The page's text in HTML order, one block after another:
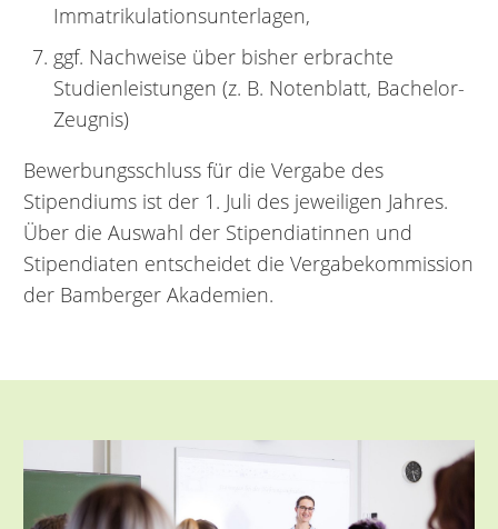
Immatrikulationsunterlagen,
ggf. Nachweise über bisher erbrachte
Studienleistungen (z. B. Notenblatt, Bachelor-
Zeugnis)
Bewerbungsschluss für die Vergabe des
Stipendiums ist der 1. Juli des jeweiligen Jahres.
Über die Auswahl der Stipendiatinnen und
Stipendiaten entscheidet die Vergabekommission
der Bamberger Akademien.